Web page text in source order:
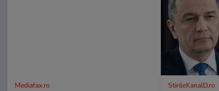
Mediafax.ro StirileKanalD.ro